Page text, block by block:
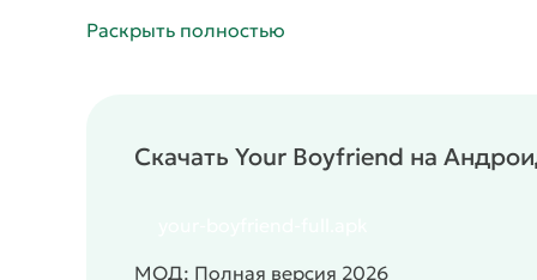
симуляторов свиданий, вы обычно можете
великолепным, но он достаточно интересен,
типичных игр-симуляторов свиданий. Здесь
Раскрыть полностью
Скачать Your Boyfriend на
МОД: Полная версия 2026